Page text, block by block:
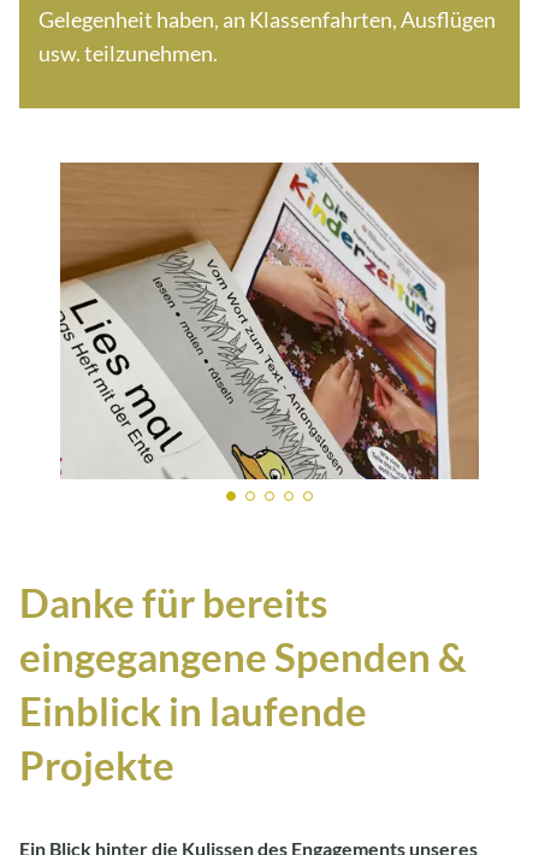
Gelegenheit haben, an Klassenfahrten, Ausflügen
usw. teilzunehmen.
Danke für bereits
eingegangene Spenden &
Einblick in laufende
Projekte
Ein Blick hinter die Kulissen des Engagements unseres